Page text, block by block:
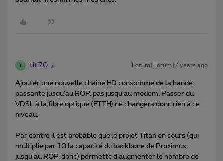
T titi70 Forum|Forum|7 years ago
Ajouter une nouvelle chaîne HD consomme de la bande
passante jusqu'au ROP, pas jusqu'au modem. Passer du
VDSL à la fibre optique (FTTH) ne changera donc rien à ce
niveau.
Par contre il est probable que le projet Titan en cours (qui
multiplie par 10 la capacité du backbone de Proximus,
jusqu'au ROP, donc) permette d'augmenter le nombre de